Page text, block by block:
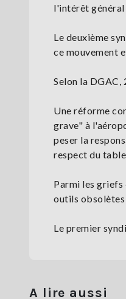
l'intérêt
Le deuxième
ce mouvement
Selon la
Une réforme
grave" à
peser la
respect du
Parmi les
outils obsolètes
Le premier
A lire aussi